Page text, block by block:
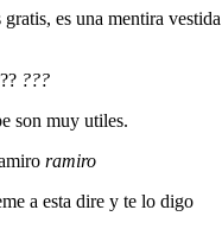
es una mentira
???
son muy utiles.
ramiro
a esta dire y te lo digo